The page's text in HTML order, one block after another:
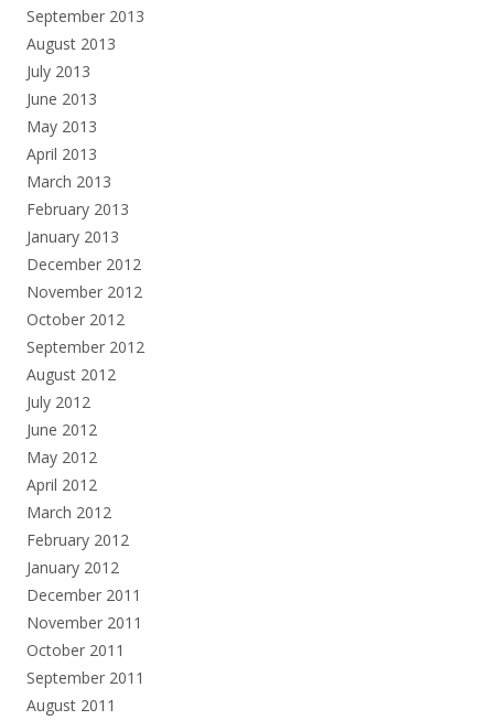
September 2013
August 2013
July 2013
June 2013
May 2013
April 2013
March 2013
February 2013
January 2013
December 2012
November 2012
October 2012
September 2012
August 2012
July 2012
June 2012
May 2012
April 2012
March 2012
February 2012
January 2012
December 2011
November 2011
October 2011
September 2011
August 2011